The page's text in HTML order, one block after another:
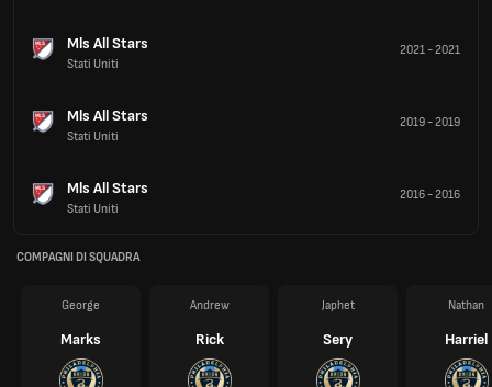
Mls All Stars
Stati Uniti
2021-2021
Mls All Stars
Stati Uniti
2019-2019
Mls All Stars
Stati Uniti
2016-2016
COMPAGNI DI SQUADRA
George
Marks
Andrew
Rick
Japhet
Sery
Nathan
Harriel